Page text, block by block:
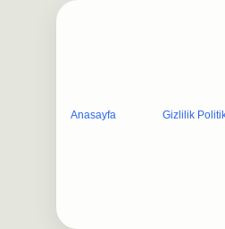
Anasayfa Gizlilik